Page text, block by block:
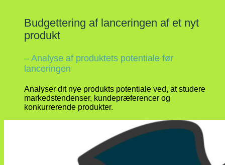
Budgettering af lanceringen af et nyt
produkt
– Analyse af produktets potentiale før
lanceringen
Analyser dit nye produkts potentiale ved, at studere
markedstendenser, kundepræferencer og
konkurrerende produkter.